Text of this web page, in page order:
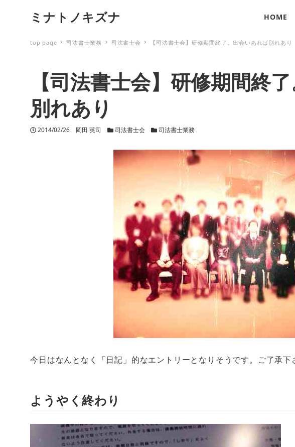
ミナトノキズナ HOME
top page 司法書士業務 司法書士会 【司法書士会】研修期間終了。出会いあれば別れあり
【司法書士会】研修期間終
別れあり
投稿日
2014/02/26 著者
岡田 英司 カテゴリー
司法書士会 カテゴリー
司法書士業務
今日はなんとなく「日記」的なエントリーとなりそうです。ご了承下
ようやく終わり